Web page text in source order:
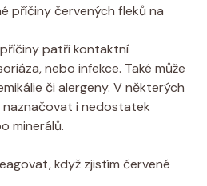
příčiny červených fleků na
patří kontaktní
nebo infekce. Také může
či alergeny. V některých
i nedostatek
minerálů.
když zjistím červené